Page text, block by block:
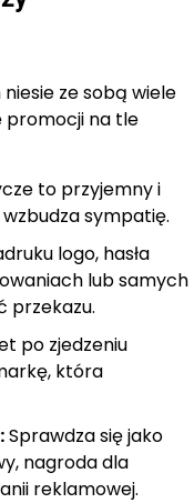
ze sobą wiele
promocji na tle
to przyjemny i
sympatię.
logo, hasła
lub samych
przekazu.
po zjedzeniu
która
Sprawdza się jako
nagroda dla
reklamowej.